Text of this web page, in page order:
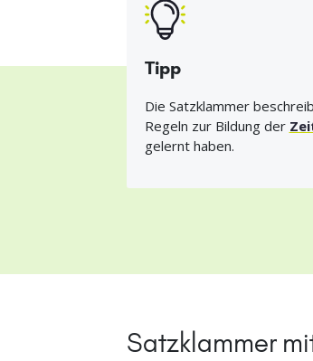
Tipp
Die Satzklammer
Regeln zur Bildung der
gelernt haben.
Satzklammer